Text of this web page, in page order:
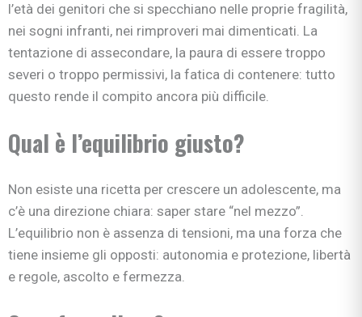
l’età dei genitori che si specchiano nelle proprie fragilità,
nei sogni infranti, nei rimproveri mai dimenticati. La
tentazione di assecondare, la paura di essere troppo
severi o troppo permissivi, la fatica di contenere: tutto
questo rende il compito ancora più difficile.
Qual è l’equilibrio giusto?
Non esiste una ricetta per crescere un adolescente, ma
c’è una direzione chiara: saper stare “nel mezzo”.
L’equilibrio non è assenza di tensioni, ma una forza che
tiene insieme gli opposti: autonomia e protezione, libertà
e regole, ascolto e fermezza.